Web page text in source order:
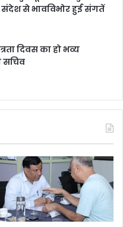
संदेश से भावविभोर हुई संगतें
दिवस का हो भव्य